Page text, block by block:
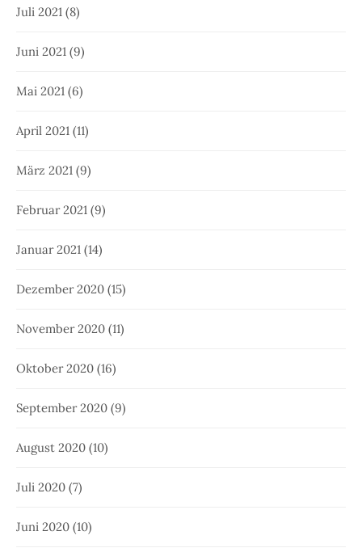
Juli 2021 (8)
Juni 2021 (9)
Mai 2021 (6)
April 2021 (11)
März 2021 (9)
Februar 2021 (9)
Januar 2021 (14)
Dezember 2020 (15)
November 2020 (11)
Oktober 2020 (16)
September 2020 (9)
August 2020 (10)
Juli 2020 (7)
Juni 2020 (10)